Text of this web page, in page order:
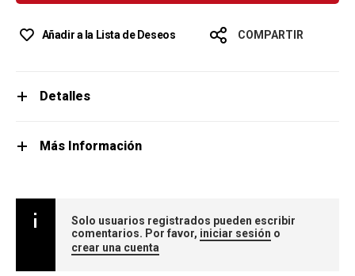
Añadir a la Lista de Deseos COMPARTIR
Detalles
Más Información
Solo usuarios registrados pueden escribir
comentarios. Por favor, iniciar sesión o
crear una cuenta